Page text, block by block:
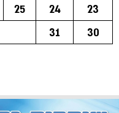
23
24
25
30
31